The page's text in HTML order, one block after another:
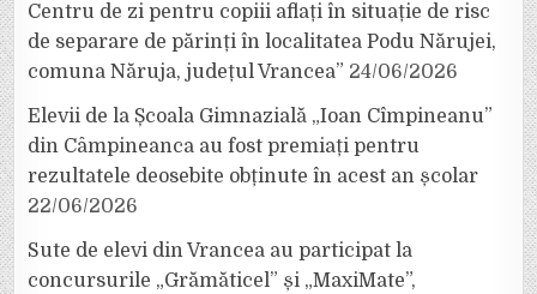
Centru de zi pentru copiii aflați în situație de risc
de separare de părinți în localitatea Podu Nărujei,
comuna Năruja, județul Vrancea” 24/06/2026
Elevii de la Școala Gimnazială „Ioan Cîmpineanu”
din Câmpineanca au fost premiați pentru
rezultatele deosebite obținute în acest an școlar
22/06/2026
Sute de elevi din Vrancea au participat la
concursurile „Grămăticel” și „MaxiMate”,